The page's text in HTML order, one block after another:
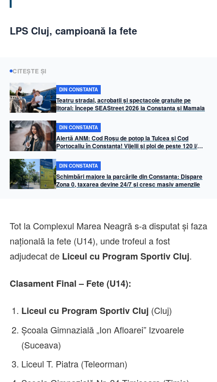
LPS Cluj, campioană la fete
CITEȘTE ȘI
DIN CONSTANTA
Teatru stradal, acrobații și spectacole gratuite pe
litoral: Începe SEAStreet 2026 la Constanța și Mamaia
DIN CONSTANTA
Alertă ANM: Cod Roșu de potop la Tulcea și Cod
Portocaliu în Constanța! Vijelii și ploi de peste 120 l/mp
DIN CONSTANTA
Schimbări majore la parcările din Constanța: Dispare
Zona 0, taxarea devine 24/7 și cresc masiv amenzile
Tot la Complexul Marea Neagră s-a disputat și faza
națională la fete (U14), unde trofeul a fost
adjudecat de Liceul cu Program Sportiv Cluj.
Clasament Final – Fete (U14):
Liceul cu Program Sportiv Cluj (Cluj)
Școala Gimnazială „Ion Afloarei” Izvoarele
(Suceava)
Liceul T. Piatra (Teleorman)